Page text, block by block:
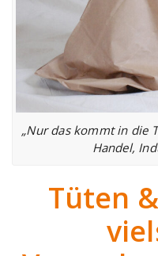
„Nur das kommt in die
Handel,
Tüten